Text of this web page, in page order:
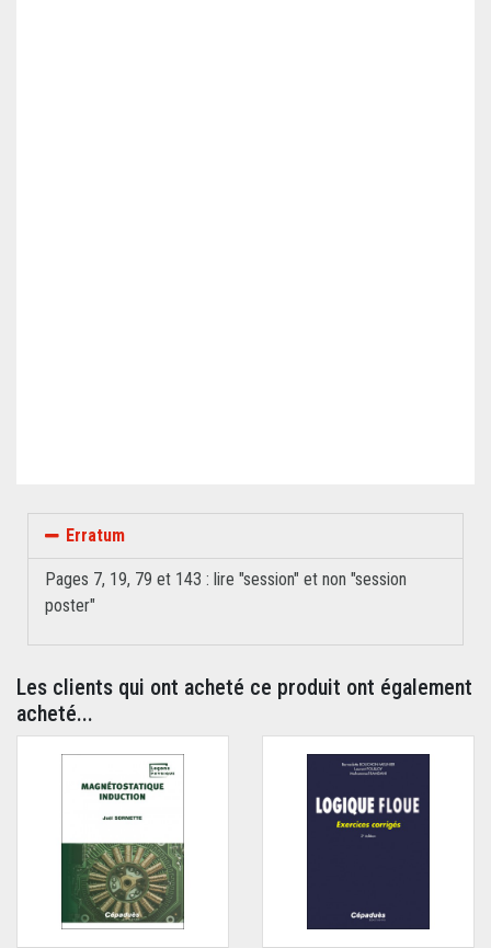
Erratum
Pages 7, 19, 79 et 143 : lire "session" et non "session
poster"
Les clients qui ont acheté ce produit ont également
acheté...